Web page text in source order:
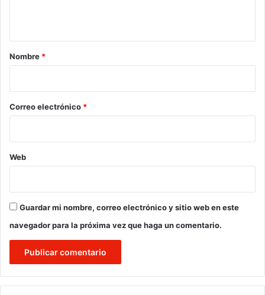
r
*
Nombre *
Correo electrónico *
Web
Guardar mi nombre, correo electrónico y sitio web en este
navegador para la próxima vez que haga un comentario.